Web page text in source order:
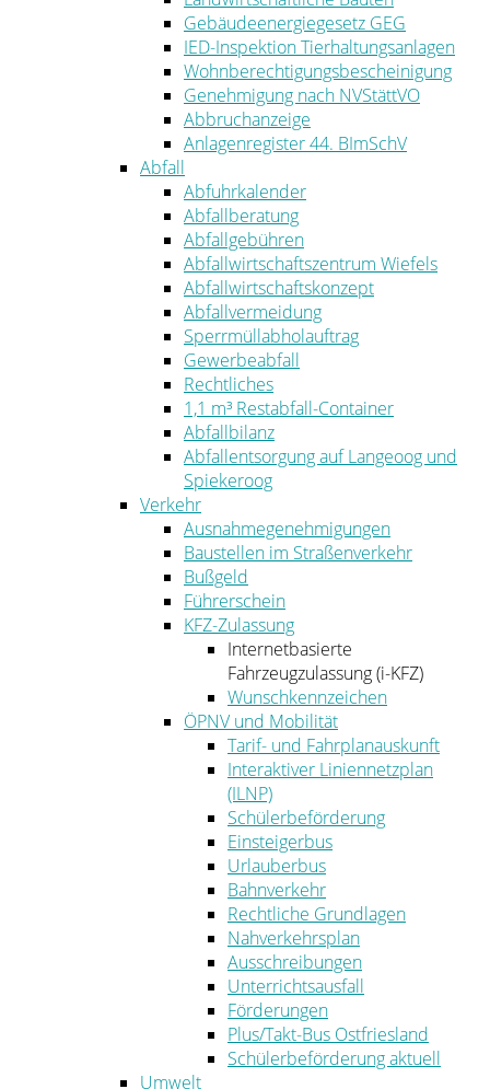
Gebäudeenergiegesetz GEG
IED-Inspektion Tierhaltungsanlagen
Wohnberechtigungsbescheinigung
Genehmigung nach NVStättVO
Abbruchanzeige
Anlagenregister 44. BImSchV
Abfall
Abfuhrkalender
Abfallberatung
Abfallgebühren
Abfallwirtschaftszentrum Wiefels
Abfallwirtschaftskonzept
Abfallvermeidung
Sperrmüllabholauftrag
Gewerbeabfall
Rechtliches
1,1 m³ Restabfall-Container
Abfallbilanz
Abfallentsorgung auf Langeoog und
Spiekeroog
Verkehr
Ausnahmegenehmigungen
Baustellen im Straßenverkehr
Bußgeld
Führerschein
KFZ-Zulassung
Internetbasierte
Fahrzeugzulassung (i-KFZ)
Wunschkennzeichen
ÖPNV und Mobilität
Tarif- und Fahrplanauskunft
Interaktiver Liniennetzplan
(ILNP)
Schülerbeförderung
Einsteigerbus
Urlauberbus
Bahnverkehr
Rechtliche Grundlagen
Nahverkehrsplan
Ausschreibungen
Unterrichtsausfall
Förderungen
Plus/Takt-Bus Ostfriesland
Schülerbeförderung aktuell
Umwelt